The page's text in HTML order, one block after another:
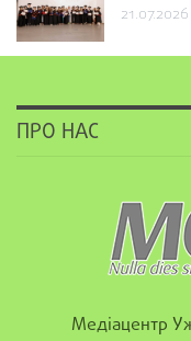
ПРО НАС
Медіацентр